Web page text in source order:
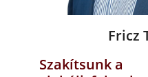
Fricz
Szakítsunk a